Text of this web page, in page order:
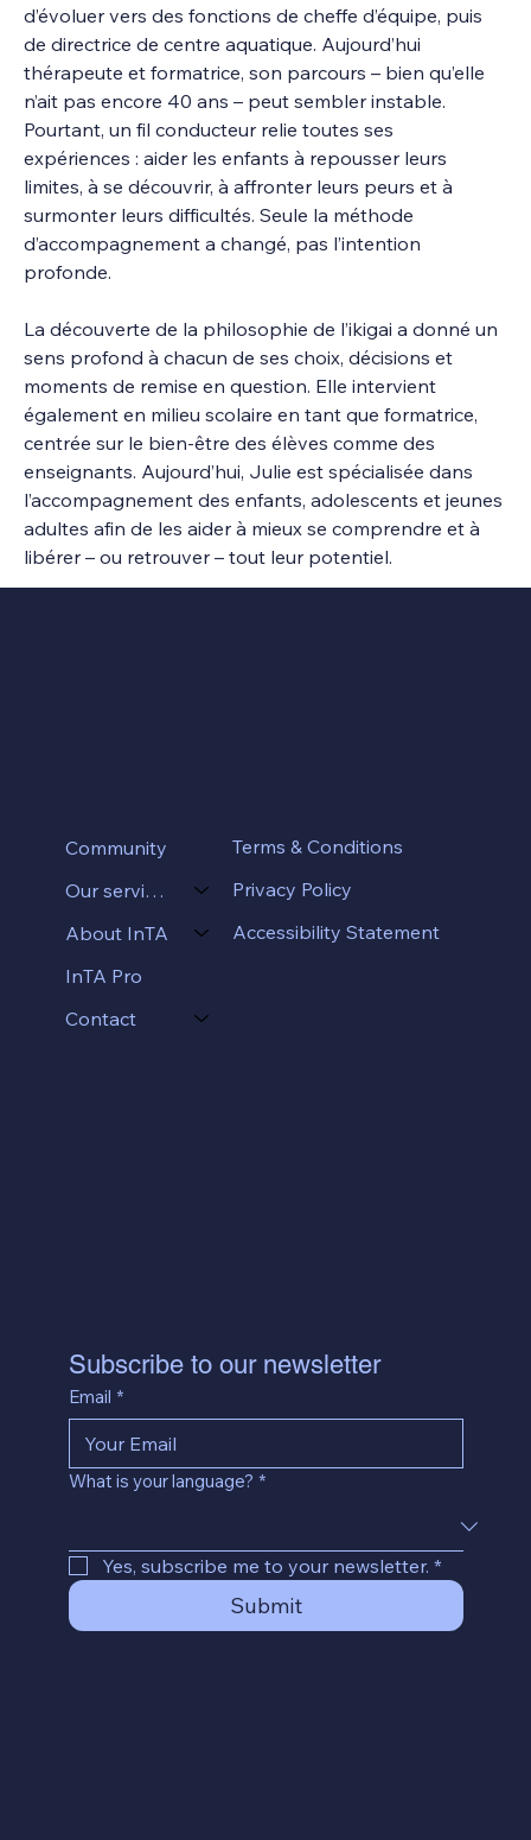
d’évoluer vers des fonctions de cheffe d’équipe, puis
de directrice de centre aquatique. Aujourd’hui
thérapeute et formatrice, son parcours – bien qu’elle
n’ait pas encore 40 ans – peut sembler instable.
Pourtant, un fil conducteur relie toutes ses
expériences : aider les enfants à repousser leurs
limites, à se découvrir, à affronter leurs peurs et à
surmonter leurs difficultés. Seule la méthode
d’accompagnement a changé, pas l’intention
profonde.
La découverte de la philosophie de l’ikigai a donné un
sens profond à chacun de ses choix, décisions et
moments de remise en question. Elle intervient
également en milieu scolaire en tant que formatrice,
centrée sur le bien-être des élèves comme des
enseignants. Aujourd’hui, Julie est spécialisée dans
l’accompagnement des enfants, adolescents et jeunes
adultes afin de les aider à mieux se comprendre et à
libérer – ou retrouver – tout leur potentiel.
Subscribe to our newsletter
Email *
What is your language? *
Yes, subscribe me to your newsletter. *
Submit
Community
Our services
About InTA
InTA Pro
Contact
Terms & Conditions
Privacy Policy
Accessibility Statement